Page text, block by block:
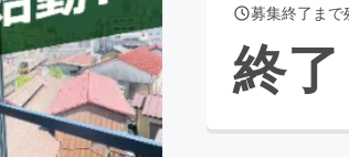
Good
CAMPFIRE Creation
と納税machi-yaコミュニティ
募集終了まで
終了